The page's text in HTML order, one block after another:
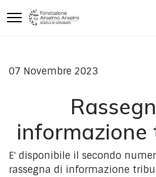
07 Novembre 2023
E' disponibile il secondo
rassegna di informazione